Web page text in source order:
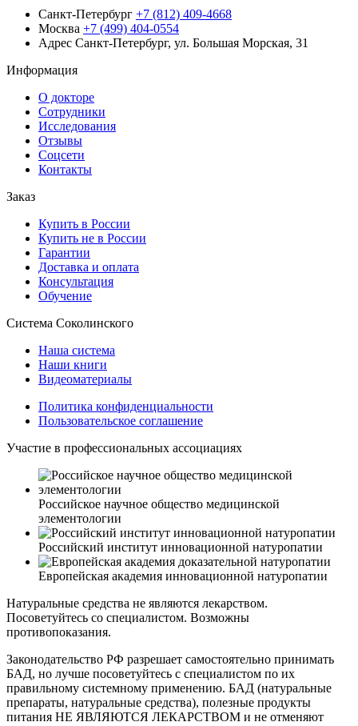
Санкт-Петербург +7 (812) 409-4668
Москва +7 (499) 404-0554
Адрес Санкт-Петербург, ул. Большая Морская, 31
Информация
О докторе
Сотрудники
Исследования
Отзывы
Соцсети
Контакты
Заказ
Купить в России
Купить не в России
Гарантии
Доставка и оплата
Консультация
Обучение
Система Соколинского
Наша система
Наши книги
Видеоматериалы
Политика конфиденциальности
Пользовательское соглашение
Участие в профессиональных ассоциациях
Российское научное общество медицинской
элементологии
Российский институт инновационной натуропатии
Европейская академия инновационной натуропатии
Натуральные средства не являются лекарством.
Посоветуйтесь со специалистом. Возможны
противопоказания.
Законодательство РФ разрешает самостоятельно принимать
БАД, но лучше посоветуйтесь с специалистом по их
правильному системному применению. БАД (натуральные
препараты, натуральные средства), полезные продукты
питания НЕ ЯВЛЯЮТСЯ ЛЕКАРСТВОМ и не отменяют